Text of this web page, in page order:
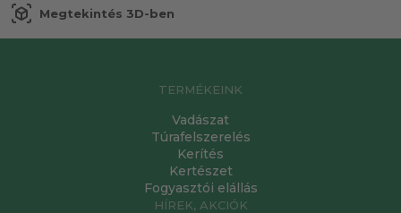
view_in_ar Megtekintés 3D-ben
TERMÉKEINK
Vadászat
Túrafelszerelés
Kerítés
Kertészet
Fogyasztói elállás
HÍREK, AKCIÓK